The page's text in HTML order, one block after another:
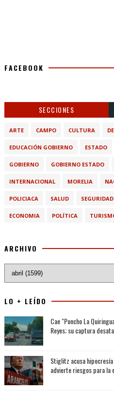
FACEBOOK
SECCIONES
ARTE CAMPO CULTURA
EDUCACIÓN GOBIERNO ESTADO
GOBIERNO GOBIERNO ESTADO
INTERNACIONAL MORELIA
POLICIACA SALUD SEGURIDAD
ECONOMIA POLÍTICA
ARCHIVO
LO + LEÍDO
Cae "Poncho La
Reyes; su captura
Stiglitz acusa
advierte riesgos para la